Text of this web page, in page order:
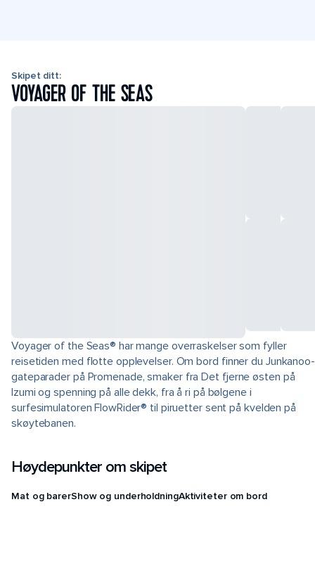
Skipet ditt:
VOYAGER OF THE SEAS
Voyager of the Seas® har mange overraskelser som fyller
reisetiden med flotte opplevelser. Om bord finner du Junkanoo-
gateparader på Promenade, smaker fra Det fjerne østen på
Izumi og spenning på alle dekk, fra å ri på bølgene i
surfesimulatoren FlowRider® til piruetter sent på kvelden på
skøytebanen.
Høydepunkter om skipet
Mat og barerShow og underholdningAktiviteter om bord